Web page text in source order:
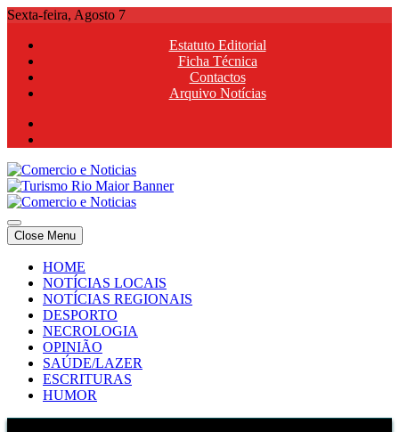
Skip
content
Sexta-feira, Agosto 7
Estatuto Editorial
Ficha Técnica
Contactos
Arquivo Notícias
Comercio e Noticias
Notícias e Publicidade Online
Comercio e Noticias
Notícias e Publicidade Online
Close Menu
HOME
NOTÍCIAS LOCAIS
NOTÍCIAS REGIONAIS
DESPORTO
NECROLOGIA
OPINIÃO
SAÚDE/LAZER
ESCRITURAS
HUMOR